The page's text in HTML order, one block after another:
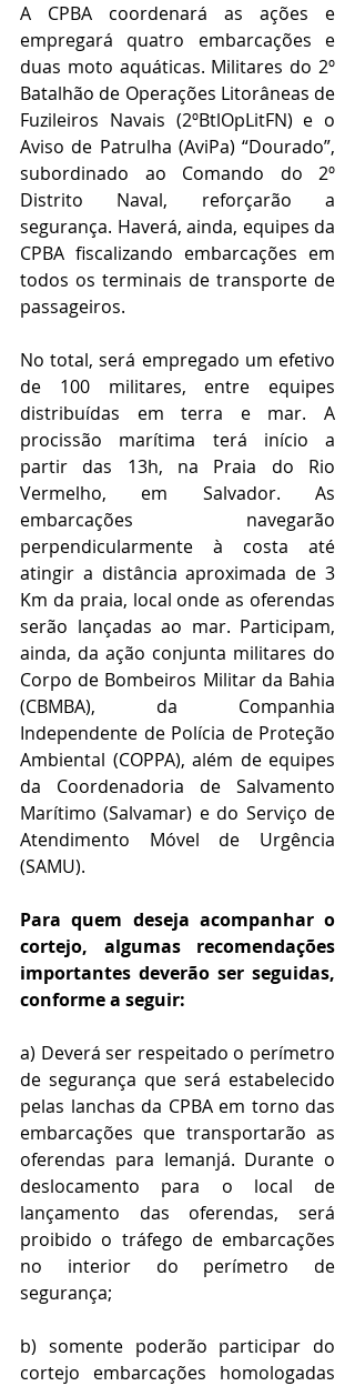
A CPBA coordenará as ações e
empregará quatro embarcações e
duas moto aquáticas. Militares do 2º
Batalhão de Operações Litorâneas de
Fuzileiros Navais (2ºBtlOpLitFN) e o
Aviso de Patrulha (AviPa) “Dourado”,
subordinado ao Comando do 2º
Distrito Naval, reforçarão a
segurança. Haverá, ainda, equipes da
CPBA fiscalizando embarcações em
todos os terminais de transporte de
passageiros.
No total, será empregado um efetivo
de 100 militares, entre equipes
distribuídas em terra e mar. A
procissão marítima terá início a
partir das 13h, na Praia do Rio
Vermelho, em Salvador. As
embarcações navegarão
perpendicularmente à costa até
atingir a distância aproximada de 3
Km da praia, local onde as oferendas
serão lançadas ao mar. Participam,
ainda, da ação conjunta militares do
Corpo de Bombeiros Militar da Bahia
(CBMBA), da Companhia
Independente de Polícia de Proteção
Ambiental (COPPA), além de equipes
da Coordenadoria de Salvamento
Marítimo (Salvamar) e do Serviço de
Atendimento Móvel de Urgência
(SAMU).
Para quem deseja acompanhar o
cortejo, algumas recomendações
importantes deverão ser seguidas,
conforme a seguir:
a) Deverá ser respeitado o perímetro
de segurança que será estabelecido
pelas lanchas da CPBA em torno das
embarcações que transportarão as
oferendas para Iemanjá. Durante o
deslocamento para o local de
lançamento das oferendas, será
proibido o tráfego de embarcações
no interior do perímetro de
segurança;
b) somente poderão participar do
cortejo embarcações homologadas